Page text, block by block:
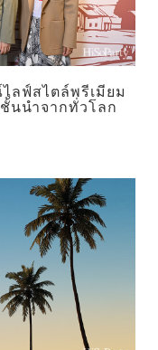
ไลฟ์สไตล์พรีเมียม
นนำจากทั่วโลก